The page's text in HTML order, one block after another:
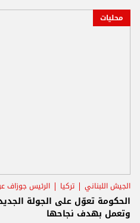
محليات
الجيش اللبناني تركيا الرئيس جوزاف
الحكومة تعوّل على الجولة
وتعمل بهدف نجاحها